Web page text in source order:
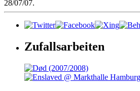
28/07/07.
Zufallsarbeiten